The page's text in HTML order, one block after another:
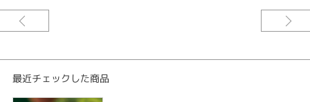
最近チェックした商品